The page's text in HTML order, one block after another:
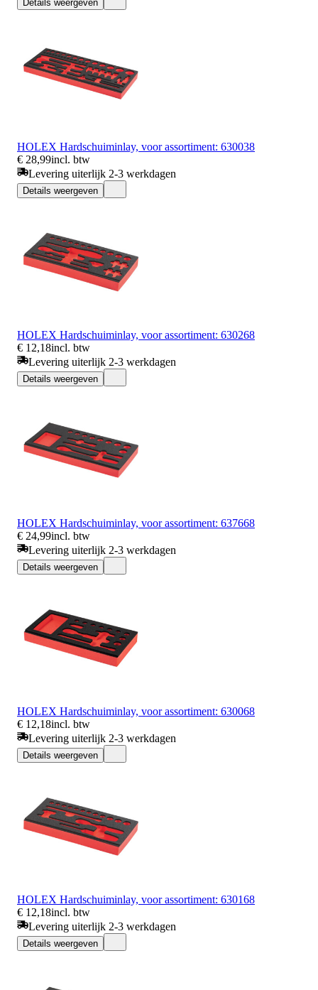
Details weergeven
HOLEX Hardschuiminlay, voor assortiment: 630038
€ 28,99incl. btw
Levering uiterlijk 2-3 werkdagen
Details weergeven
HOLEX Hardschuiminlay, voor assortiment: 630268
€ 12,18incl. btw
Levering uiterlijk 2-3 werkdagen
Details weergeven
HOLEX Hardschuiminlay, voor assortiment: 637668
€ 24,99incl. btw
Levering uiterlijk 2-3 werkdagen
Details weergeven
HOLEX Hardschuiminlay, voor assortiment: 630068
€ 12,18incl. btw
Levering uiterlijk 2-3 werkdagen
Details weergeven
HOLEX Hardschuiminlay, voor assortiment: 630168
€ 12,18incl. btw
Levering uiterlijk 2-3 werkdagen
Details weergeven